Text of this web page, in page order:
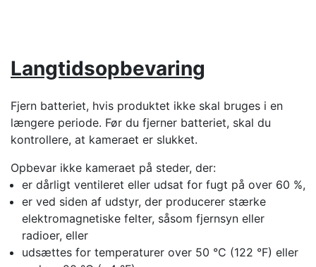
Langtidsopbevaring
Fjern batteriet, hvis produktet ikke skal bruges i en
længere periode. Før du fjerner batteriet, skal du
kontrollere, at kameraet er slukket.
Opbevar ikke kameraet på steder, der:
er dårligt ventileret eller udsat for fugt på over 60 %,
er ved siden af udstyr, der producerer stærke
elektromagnetiske felter, såsom fjernsyn eller
radioer, eller
udsættes for temperaturer over 50 °C (122 °F) eller